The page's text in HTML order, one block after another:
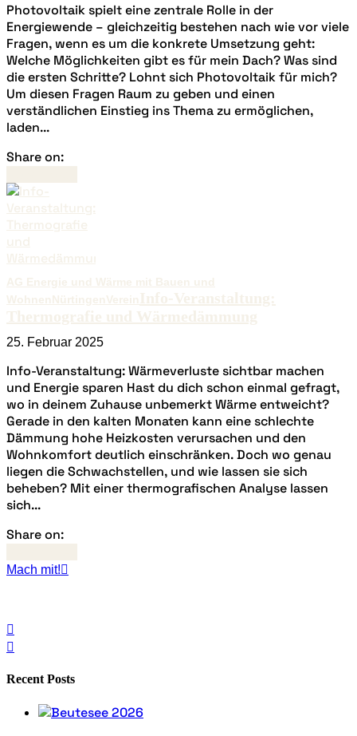
Photovoltaik spielt eine zentrale Rolle in der
Energiewende – gleichzeitig bestehen nach wie vor viele
Fragen, wenn es um die konkrete Umsetzung geht:
Welche Möglichkeiten gibt es für mein Dach? Was sind
die ersten Schritte? Lohnt sich Photovoltaik für mich?
Um diesen Fragen Raum zu geben und einen
verständlichen Einstieg ins Thema zu ermöglichen,
laden...
Share on:
AG Energie und Wärme mit Bauen und
WohnenNürtingenVerein Info-Veranstaltung:
Thermografie und Wärmedämmung
25. Februar 2025
Info-Veranstaltung: Wärmeverluste sichtbar machen
und Energie sparen Hast du dich schon einmal gefragt,
wo in deinem Zuhause unbemerkt Wärme entweicht?
Gerade in den kalten Monaten kann eine schlechte
Dämmung hohe Heizkosten verursachen und den
Wohnkomfort deutlich einschränken. Doch wo genau
liegen die Schwachstellen, und wie lassen sie sich
beheben? Mit einer thermografischen Analyse lassen
sich...
Share on:
Mach mit!
Recent Posts